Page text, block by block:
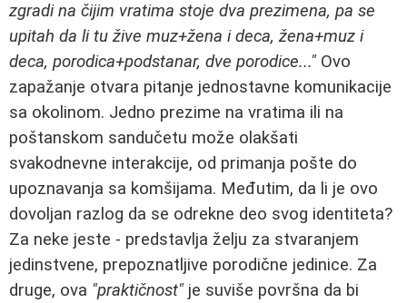
zgradi na čijim vratima stoje dva prezimena, pa se
upitah da li tu žive muz+žena i deca, žena+muz i
deca, porodica+podstanar, dve porodice..." Ovo
zapažanje otvara pitanje jednostavne komunikacije
sa okolinom. Jedno prezime na vratima ili na
poštanskom sandučetu može olakšati
svakodnevne interakcije, od primanja pošte do
upoznavanja sa komšijama. Međutim, da li je ovo
dovoljan razlog da se odrekne deo svog identiteta?
Za neke jeste - predstavlja želju za stvaranjem
jedinstvene, prepoznatljive porodične jedinice. Za
druge, ova "praktičnost" je suviše površna da bi